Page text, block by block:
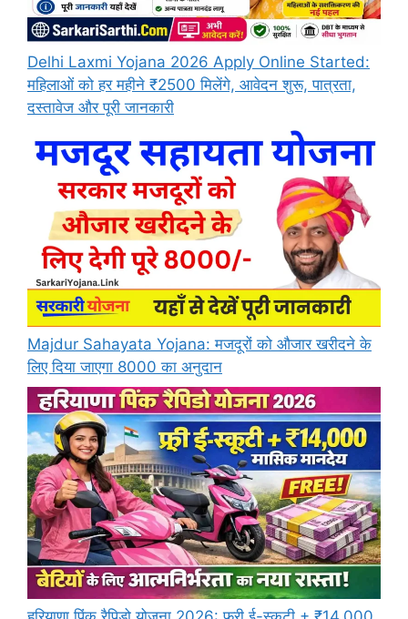
Delhi Laxmi Yojana 2026 Apply Online Started:
महिलाओं को हर महीने ₹2500 मिलेंगे, आवेदन शुरू, पात्रता,
दस्तावेज और पूरी जानकारी
Majdur Sahayata Yojana: मजदूरों को औजार खरीदने के
लिए दिया जाएगा 8000 का अनुदान